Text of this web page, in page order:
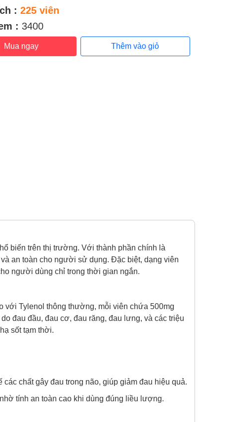
: 225 viên
: 3400
Mua ngay Thêm vào giỏ
biến trên thị trường. Với thành phần chính là
an toàn cho người sử dụng. Đặc biệt, dạng viên
người dùng chỉ trong thời gian ngắn.
với Tylenol thông thường, mỗi viên chứa 500mg
đau đầu, đau cơ, đau răng, đau lưng, và các triệu
sốt tạm thời.
chất gây đau trong não, giúp giảm đau hiệu quả.
tính an toàn cao khi dùng đúng liều lượng.